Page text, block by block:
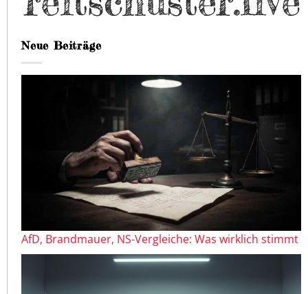
Neue Beiträge
AfD, Brandmauer, NS-Vergleiche: Was wirklich stimmt